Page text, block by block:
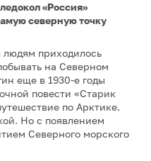
«Россия»
северную точку
людям приходилось
на Северном
еще в 1930-е годы
повести «Старик
по Арктике.
Но с появлением
Северного морского